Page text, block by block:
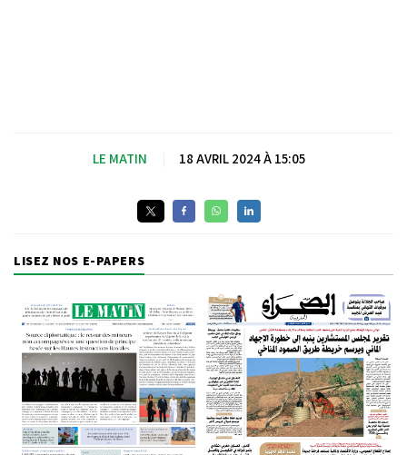
LE MATIN 18 AVRIL 2024 À 15:05
LISEZ NOS E-PAPERS